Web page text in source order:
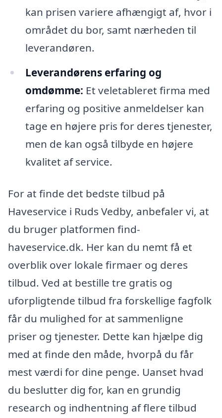
kan prisen variere afhængigt af, hvor i
området du bor, samt nærheden til
leverandøren.
Leverandørens erfaring og
omdømme: Et veletableret firma med
erfaring og positive anmeldelser kan
tage en højere pris for deres tjenester,
men de kan også tilbyde en højere
kvalitet af service.
For at finde det bedste tilbud på
Haveservice i Ruds Vedby, anbefaler vi, at
du bruger platformen find-
haveservice.dk. Her kan du nemt få et
overblik over lokale firmaer og deres
tilbud. Ved at bestille tre gratis og
uforpligtende tilbud fra forskellige fagfolk
får du mulighed for at sammenligne
priser og tjenester. Dette kan hjælpe dig
med at finde den måde, hvorpå du får
mest værdi for dine penge. Uanset hvad
du beslutter dig for, kan en grundig
research og indhentning af flere tilbud